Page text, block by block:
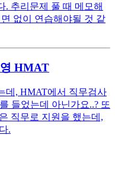
. 추리문제 풀 때 메모해
없이 연습해야될 것 같
HMAT
데, HMAT에서 직무검사
들었는데 아닌가요..? 또
직무로 지원을 했는데,
.